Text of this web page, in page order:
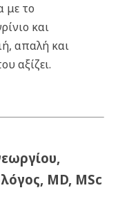
με το
και
απαλή και
αξίζει.
MD, MSc